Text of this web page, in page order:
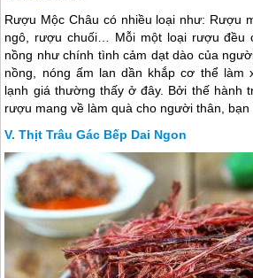
Rượu Mộc Châu có nhiều loại như: Rượu
ngô, rượu chuối… Mỗi một loại rượu đều
nồng như chính tình cảm dạt dào của
nồng, nóng ấm lan dần khắp cơ thể làm
lạnh giá thường thấy ở đây. Bởi thế hành
rượu mang về làm quà cho người thân, bạn
Thịt Trâu Gác Bếp Dai Ngon